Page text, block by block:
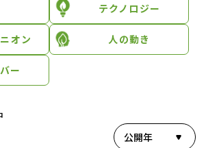
テクノロジー
オン 人の動き
ー
公開年